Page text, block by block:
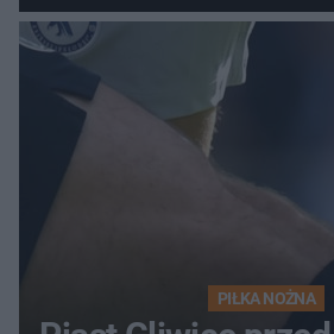
PIŁKA NOŻNA